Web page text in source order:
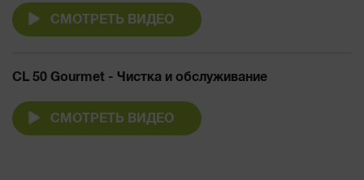
СМОТРЕТЬ ВИДЕО
CL 50 Gourmet - Чистка и обслуживание
СМОТРЕТЬ ВИДЕО